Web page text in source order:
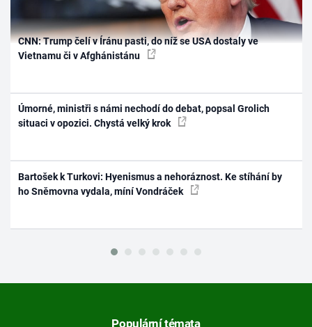
CNN: Trump čelí v Íránu pasti, do níž se USA dostaly ve
Vietnamu či v Afghánistánu
Úmorné, ministři s námi nechodí do debat, popsal Grolich
situaci v opozici. Chystá velký krok
Bartošek k Turkovi: Hyenismus a nehoráznost. Ke stíhání by
ho Sněmovna vydala, míní Vondráček
Populární témata